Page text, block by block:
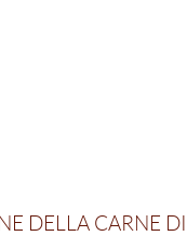
DELLA CARNE